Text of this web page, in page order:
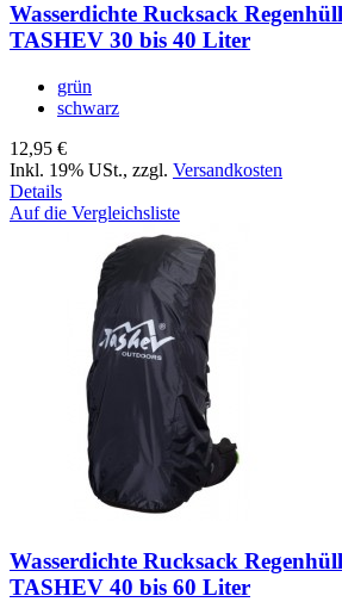
Wasserdichte Rucksack
TASHEV 30 bis 40 Liter
grün
schwarz
12,95 €
Inkl. 19% USt., zzgl. Versandkosten
Details
Auf die Vergleichsliste
Wasserdichte Rucksack
TASHEV 40 bis 60 Liter